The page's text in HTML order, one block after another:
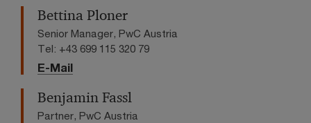
Bettina Ploner
Senior Manager, PwC Austria
Tel: +43 699 115 320 79
E-Mail
Benjamin Fassl
Partner, PwC Austria